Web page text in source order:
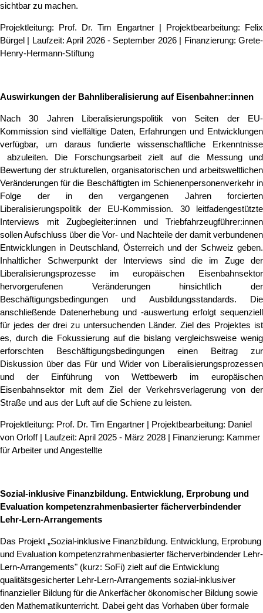
sichtbar zu machen.
Projektleitung: Prof. Dr. Tim Engartner | Projektbearbeitung: Felix
Bürgel | Laufzeit: April 2026 - September 2026 | Finanzierung: Grete-
Henry-Hermann-Stiftung
Auswirkungen der Bahnliberalisierung auf Eisenbahner:innen
Nach 30 Jahren Liberalisierungspolitik von Seiten der EU-
Kommission sind vielfältige Daten, Erfahrungen und Entwicklungen
verfügbar, um daraus fundierte wissenschaftliche Erkenntnisse
abzuleiten. Die Forschungsarbeit zielt auf die Messung und
Bewertung der strukturellen, organisatorischen und arbeitsweltlichen
Veränderungen für die Beschäftigten im Schienenpersonenverkehr in
Folge der in den vergangenen Jahren forcierten
Liberalisierungspolitik der EU-Kommission. 30 leitfadengestützte
Interviews mit Zugbegleiter:innen und Triebfahrzeugführer:innen
sollen Aufschluss über die Vor- und Nachteile der damit verbundenen
Entwicklungen in Deutschland, Österreich und der Schweiz geben.
Inhaltlicher Schwerpunkt der Interviews sind die im Zuge der
Liberalisierungsprozesse im europäischen Eisenbahnsektor
hervorgerufenen Veränderungen hinsichtlich der
Beschäftigungsbedingungen und Ausbildungsstandards. Die
anschließende Datenerhebung und -auswertung erfolgt sequenziell
für jedes der drei zu untersuchenden Länder. Ziel des Projektes ist
es, durch die Fokussierung auf die bislang vergleichsweise wenig
erforschten Beschäftigungsbedingungen einen Beitrag zur
Diskussion über das Für und Wider von Liberalisierungsprozessen
und der Einführung von Wettbewerb im europäischen
Eisenbahnsektor mit dem Ziel der Verkehrsverlagerung von der
Straße und aus der Luft auf die Schiene zu leisten.
Projektleitung: Prof. Dr. Tim Engartner | Projektbearbeitung: Daniel
von Orloff | Laufzeit: April 2025 - März 2028 | Finanzierung: Kammer
für Arbeiter und Angestellte
Sozial-inklusive Finanzbildung. Entwicklung, Erprobung und
Evaluation kompetenzrahmenbasierter fächerverbindender
Lehr-Lern-Arrangements
Das Projekt „Sozial-inklusive Finanzbildung. Entwicklung, Erprobung
und Evaluation kompetenzrahmenbasierter fächerverbindender Lehr-
Lern-Arrangements" (kurz: SoFi) zielt auf die Entwicklung
qualitätsgesicherter Lehr-Lern-Arrangements sozial-inklusiver
finanzieller Bildung für die Ankerfächer ökonomischer Bildung sowie
den Mathematikunterricht. Dabei geht das Vorhaben über formale